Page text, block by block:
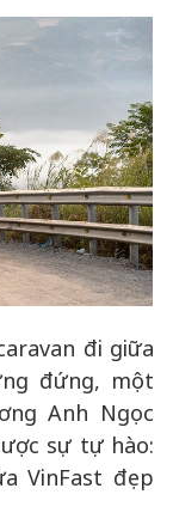
đi giữa
đứng, một
Anh Ngọc
sự tự hào:
VinFast đẹp